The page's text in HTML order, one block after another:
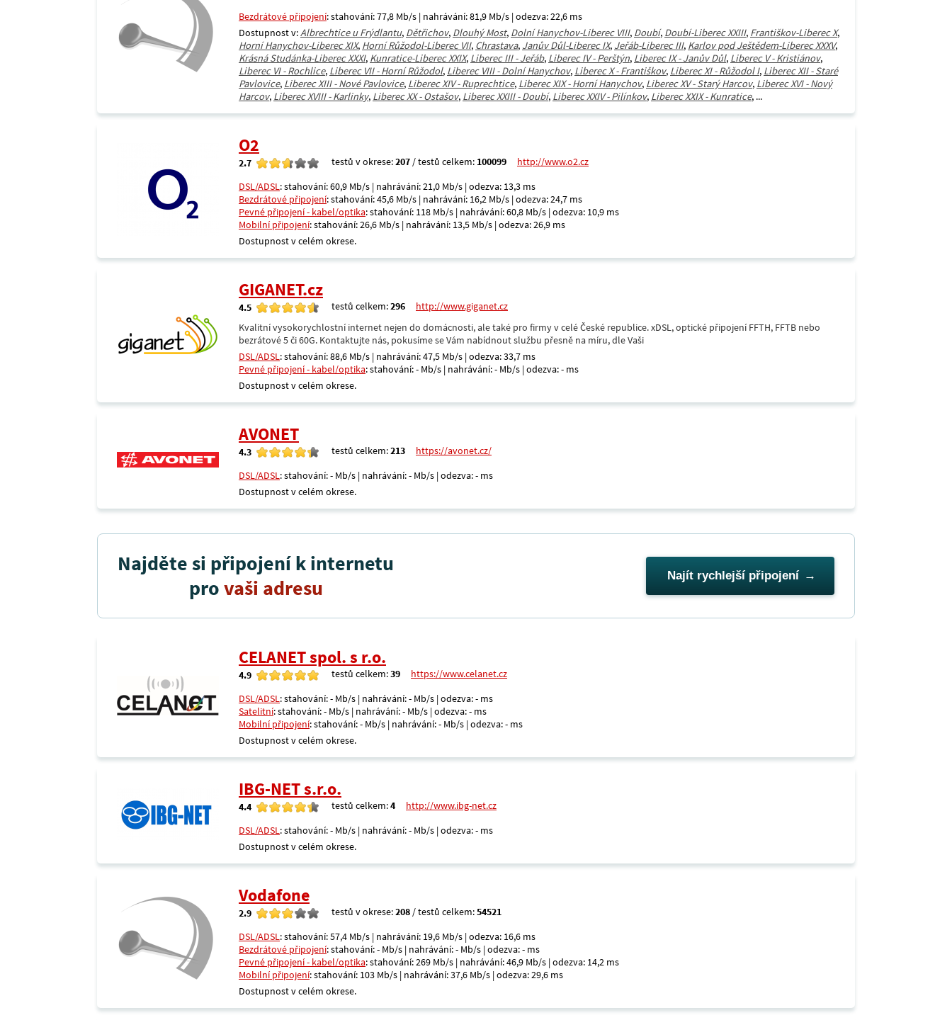
Bezdrátové připojení: stahování: 77,8 Mb/s | nahrávání: 81,9 Mb/s | odezva: 22,6 ms
Dostupnost v:Albrechtice u Frýdlantu, Dětřichov, Dlouhý Most, Dolní Hanychov-Liberec VIII, Doubí, Doubí-Liberec XXIII, Františkov-Liberec X,
Horní Hanychov-Liberec XIX, Horní Růžodol-Liberec VII, Chrastava, Janův Důl-Liberec IX, Jeřáb-Liberec III, Karlov pod Ještědem-Liberec XXXV,
Krásná Studánka-Liberec XXXI, Kunratice-Liberec XXIX, Liberec III - Jeřáb, Liberec IV - Perštýn, Liberec IX - Janův Důl, Liberec V - Kristiánov,
Liberec VI - Rochlice, Liberec VII - Horní Růžodol, Liberec VIII - Dolní Hanychov, Liberec X - Františkov, Liberec XI - Růžodol I, Liberec XII - Staré
Pavlovice, Liberec XIII - Nové Pavlovice, Liberec XIV - Ruprechtice, Liberec XIX - Horní Hanychov, Liberec XV - Starý Harcov, Liberec XVI - Nový
Harcov, Liberec XVIII - Karlinky, Liberec XX - Ostašov, Liberec XXIII - Doubí, Liberec XXIV - Pilínkov, Liberec XXIX - Kunratice, ...
O2
2.7 testů v okrese:207 / testů celkem: 100099
http://www.o2.cz
DSL/ADSL: stahování: 60,9 Mb/s | nahrávání: 21,0 Mb/s | odezva: 13,3 ms
Bezdrátové připojení: stahování: 45,6 Mb/s | nahrávání: 16,2 Mb/s | odezva: 24,7 ms
Pevné připojení - kabel/optika: stahování: 118 Mb/s | nahrávání: 60,8 Mb/s | odezva: 10,9 ms
Mobilní připojení: stahování: 26,6 Mb/s | nahrávání: 13,5 Mb/s | odezva: 26,9 ms
Dostupnost v celém okrese.
GIGANET.cz
4.5 testů celkem:296
http://www.giganet.cz
Kvalitní vysokorychlostní internet nejen do domácnosti, ale také pro firmy v celé České republice. xDSL, optické připojení FFTH, FFTB nebo
bezrátové 5 či 60G. Kontaktujte nás, pokusíme se Vám nabídnout službu přesně na míru, dle Vaši
DSL/ADSL: stahování: 88,6 Mb/s | nahrávání: 47,5 Mb/s | odezva: 33,7 ms
Pevné připojení - kabel/optika: stahování: - Mb/s | nahrávání: - Mb/s | odezva: - ms
Dostupnost v celém okrese.
AVONET
4.3 testů celkem:213
https://avonet.cz/
DSL/ADSL: stahování: - Mb/s | nahrávání: - Mb/s | odezva: - ms
Dostupnost v celém okrese.
Najděte si připojení k internetu
provaši adresu Najít rychlejší připojení
CELANET spol. s r.o.
4.9 testů celkem:39
https://www.celanet.cz
DSL/ADSL: stahování: - Mb/s | nahrávání: - Mb/s | odezva: - ms
Satelitní: stahování: - Mb/s | nahrávání: - Mb/s | odezva: - ms
Mobilní připojení: stahování: - Mb/s | nahrávání: - Mb/s | odezva: - ms
Dostupnost v celém okrese.
IBG-NET s.r.o.
4.4 testů celkem:4
http://www.ibg-net.cz
DSL/ADSL: stahování: - Mb/s | nahrávání: - Mb/s | odezva: - ms
Dostupnost v celém okrese.
Vodafone
2.9 testů v okrese:208 / testů celkem:54521
DSL/ADSL: stahování: 57,4 Mb/s | nahrávání: 19,6 Mb/s | odezva: 16,6 ms
Bezdrátové připojení: stahování: - Mb/s | nahrávání: - Mb/s | odezva: - ms
Pevné připojení - kabel/optika: stahování: 269 Mb/s | nahrávání: 46,9 Mb/s | odezva: 14,2 ms
Mobilní připojení: stahování: 103 Mb/s | nahrávání: 37,6 Mb/s | odezva: 29,6 ms
Dostupnost v celém okrese.